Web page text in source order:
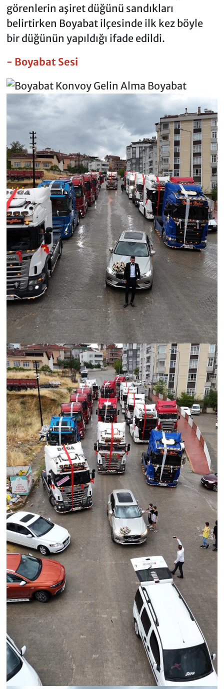
görenlerin aşiret düğünü sandıkları
belirtirken Boyabat ilçesinde ilk kez böyle
bir düğünün yapıldığı ifade edildi.
- Boyabat Sesi